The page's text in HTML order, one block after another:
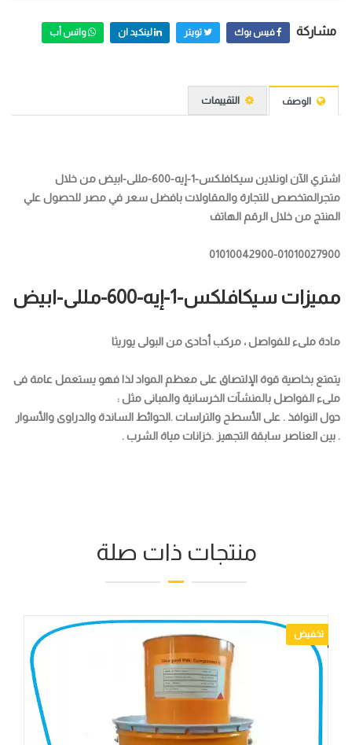
مشاركة فيس بوك تويتر لينكيد ان واتس أب
الوصف التقييمات
اشتري الآن اونلاين سيكافلكس-1-إيه-600-مللى-ابيض من خلال
متجرالمتخصص للتجارة والمقاولات بافضل سعر في مصر للحصول علي
المنتج من خلال الرقم الهاتف
01010042900-01010027900
مميزات سيكافلكس-1-إيه-600-مللى-ابيض
مادة ملىء للفواصل ، مركب أحادى من البولى يوريثا
يتمتع بخاصية قوة الإلتصاق على معظم المواد لذا فهو يستعمل عامة فى
ملىء الفواصل بالمنشآت الخرسانية والمبانى مثل :
حول النوافذ . على الأسطح والتراسات .الحوائط الساندة والدراوى والأسوار
. بين العناصر سابقة التجهيز .خزانات مياة الشرب .
منتجات ذات صلة